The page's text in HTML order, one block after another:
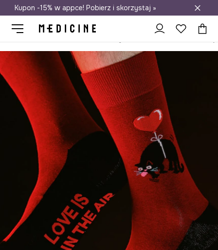
Darmowa dostawa do salonów
Kupon -15% w appce! Pobierz i skorzystaj »